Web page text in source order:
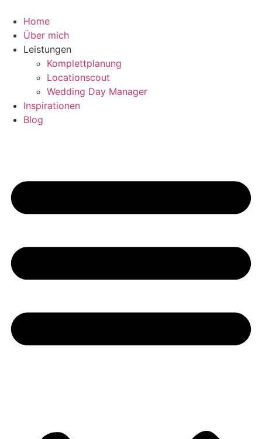
Inhalt
springen
Home
Über mich
Leistungen
Komplettplanung
Locationscout
Wedding Day Manager
Inspirationen
Blog